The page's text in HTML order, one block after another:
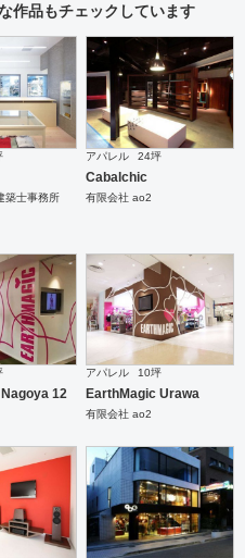
作品もチェックしています
築士事務所
アパレル 24坪
Cabalchic
有限会社 ao2
12
アパレル 10坪
EarthMagic Urawa
有限会社 ao2